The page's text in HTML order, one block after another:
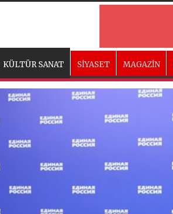
KÜLTÜR SANAT SİYASET MAGAZİN